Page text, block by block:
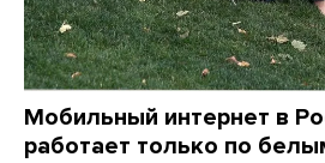
Мобильный интернет в
работает только по